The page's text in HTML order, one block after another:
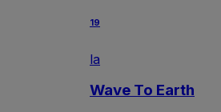
19
la
Wave To Earth